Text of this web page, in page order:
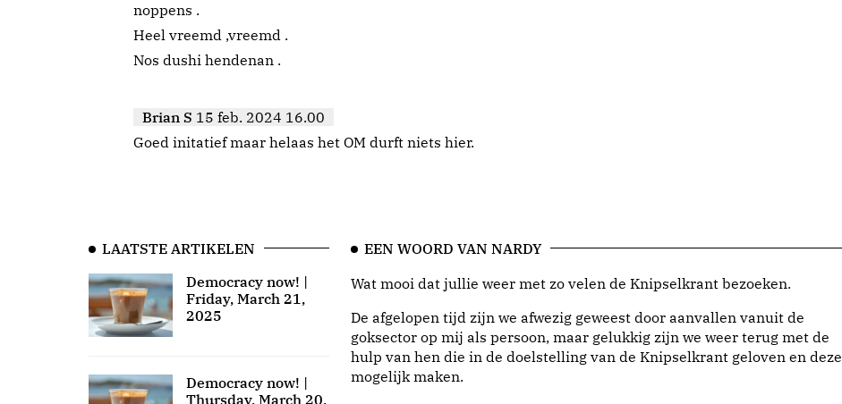
noppens .
Heel vreemd ,vreemd .
Nos dushi hendenan .
Brian S 15 feb. 2024 16.00
Goed initatief maar helaas het OM durft niets hier.
LAATSTE ARTIKELEN
Democracy now! |
Friday, March 21,
2025
Democracy now! |
Thursday, March 20,
EEN WOORD VAN NARDY
Wat mooi dat jullie weer met zo velen de Knipselkrant bezoeken.
De afgelopen tijd zijn we afwezig geweest door aanvallen vanuit de
goksector op mij als persoon, maar gelukkig zijn we weer terug met de
hulp van hen die in de doelstelling van de Knipselkrant geloven en deze
mogelijk maken.